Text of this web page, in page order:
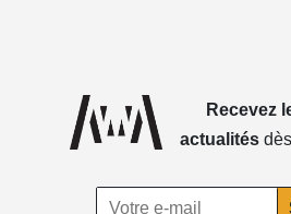
Recevez
actualités